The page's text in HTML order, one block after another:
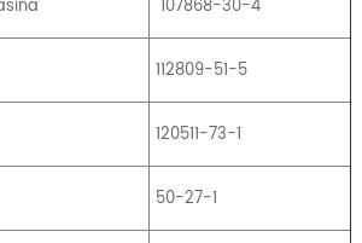
107868-30-4
112809-51-5
120511-73-1
50-27-1